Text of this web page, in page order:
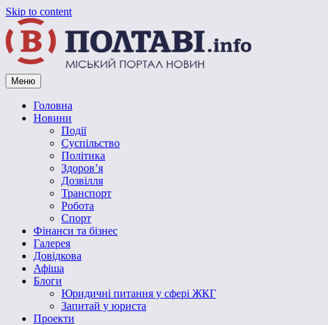
Skip to content
Vpoltave.info
Полтавський портал новин
Меню
Головна
Новини
Події
Суспільство
Політика
Здоров’я
Дозвілля
Транспорт
Робота
Спорт
Фінанси та бізнес
Галерея
Довідкова
Афіша
Блоги
Юридичні питання у сфері ЖКГ
Запитай у юриста
Проекти